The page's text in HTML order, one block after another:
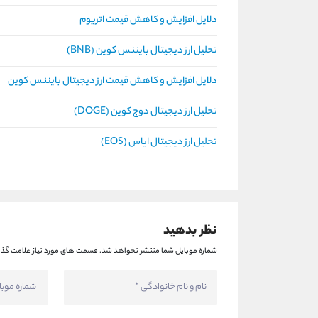
دلایل افزایش و کاهش قیمت اتریوم
تحلیل ارز دیجیتال بایننس کوین (BNB)
دلایل افزایش و کاهش قیمت ارز دیجیتال بایننس کوین
تحلیل ارز دیجیتال دوج کوین (DOGE)
تحلیل ارز دیجیتال ایاس (EOS)
نظر بدهید
شماره موبایل شما منتشر نخواهد شد.قسمت های مورد نیاز علامت